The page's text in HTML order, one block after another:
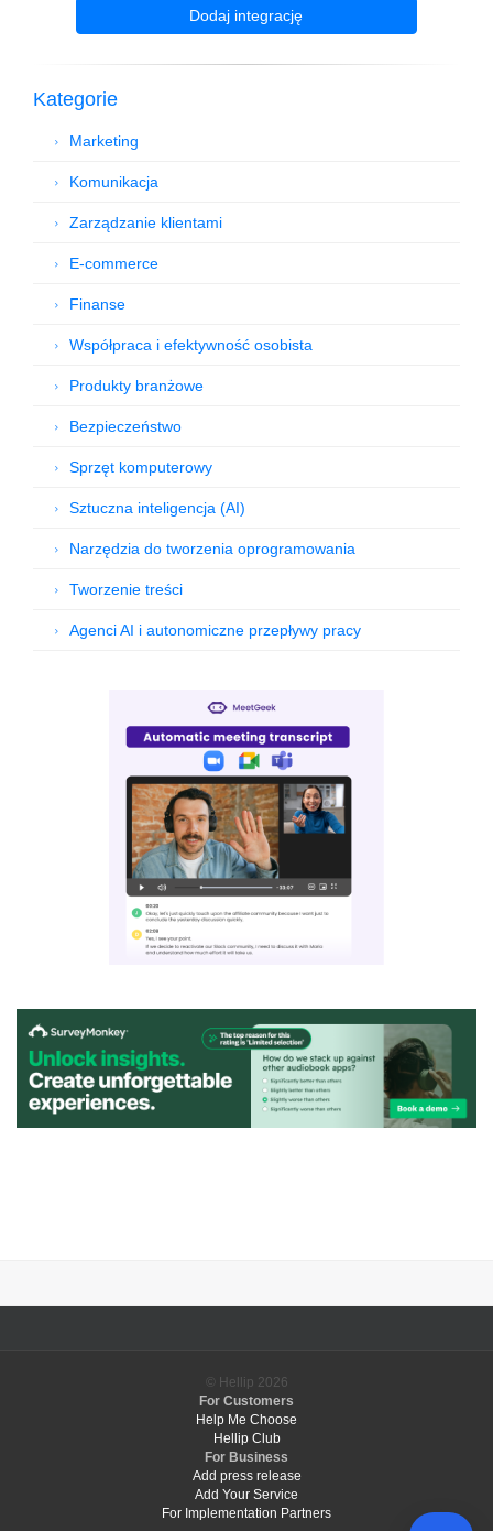
Dodaj integrację
Kategorie
Marketing
Komunikacja
Zarządzanie klientami
E-commerce
Finanse
Współpraca i efektywność osobista
Produkty branżowe
Bezpieczeństwo
Sprzęt komputerowy
Sztuczna inteligencja (AI)
Narzędzia do tworzenia oprogramowania
Tworzenie treści
Agenci AI i autonomiczne przepływy pracy
© Hellip 2026
For Customers
Help Me Choose
Hellip Club
For Business
Add press release
Add Your Service
For Implementation Partners